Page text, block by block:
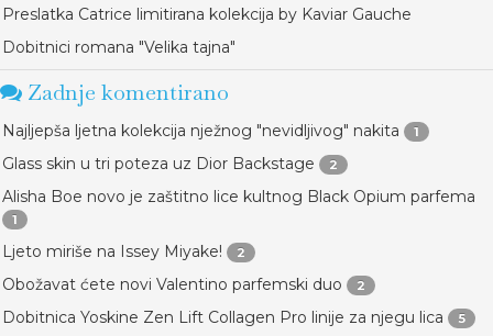
Preslatka Catrice limitirana kolekcija by Kaviar Gauche
Dobitnici romana "Velika tajna"
Zadnje komentirano
Najljepša ljetna kolekcija nježnog "nevidljivog" nakita 1
Glass skin u tri poteza uz Dior Backstage 2
Alisha Boe novo je zaštitno lice kultnog Black Opium parfema
1
Ljeto miriše na Issey Miyake! 2
Obožavat ćete novi Valentino parfemski duo 2
Dobitnica Yoskine Zen Lift Collagen Pro linije za njegu lica 5